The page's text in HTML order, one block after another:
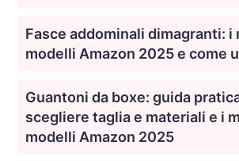
Fasce addominali dimagranti: i
modelli Amazon 2025 e come
Guantoni da boxe: guida
scegliere taglia e materiali e i
modelli Amazon 2025